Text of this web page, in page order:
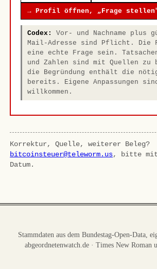
→ Profil öffnen, „Frage
Codex:
Vor- und Nachname plus
Mail-Adresse sind Pflicht. Die
eine echte Frage sein.
und Zahlen sind mit Quellen zu
die Begründung enthält die
bereits. Eigene Anpassungen
willkommen.
Korrektur, Quelle, weiterer Beleg?
bitcoinsteuer@teleworm.us, bitte mit
Datum.
Stammdaten aus dem Bundestag-Open-Data,
abgeordnetenwatch.de · Times New Roman